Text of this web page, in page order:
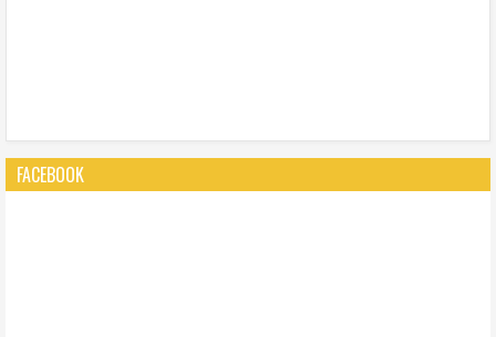
FACEBOOK